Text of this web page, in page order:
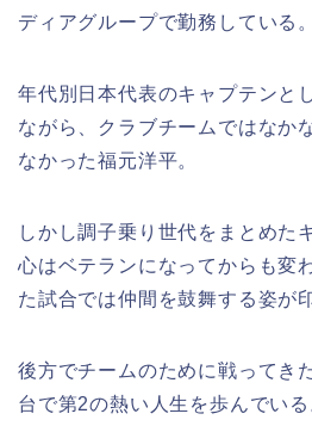
ディアグループで勤務している。
年代別日本代表のキャプテンと
ながら、クラブチームではなか
なかった福元洋平。
しかし調子乗り世代をまとめた
心はベテランになってからも変
た試合では仲間を鼓舞する姿が
後方でチームのために戦ってき
台で第2の熱い人生を歩んでいる